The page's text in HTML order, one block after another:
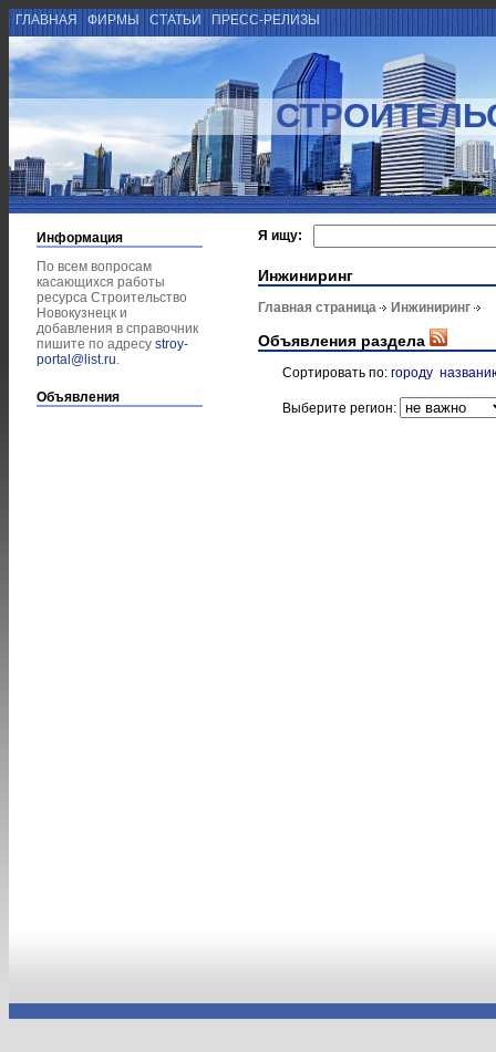
ГЛАВНАЯ ФИРМЫ СТАТЬИ ПРЕСС-РЕЛИЗЫ
Информация
По всем вопросам
касающихся работы
ресурса Строительство
Новокузнецк и
добавления в справочник
пишите по адресу stroy-
portal@list.ru.
Объявления
Я ищу:
Инжиниринг
Главная страница Инжиниринг
Объявления раздела
Сортировать по: городу
Выберите регион: